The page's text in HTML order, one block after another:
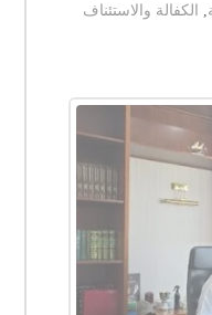
, الكفالة والاستئناف